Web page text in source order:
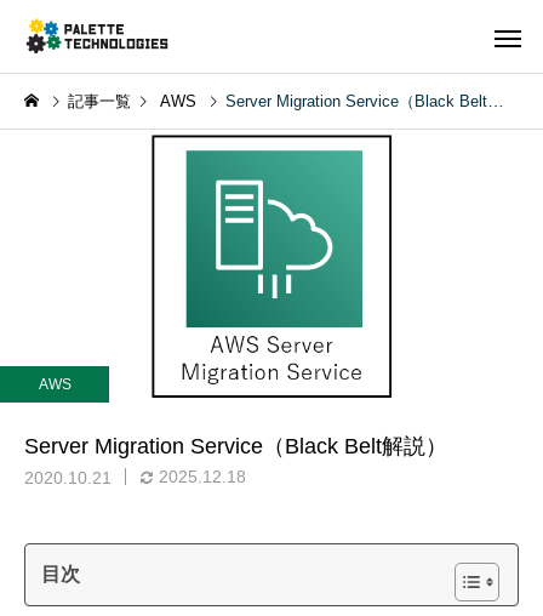
記事一覧 AWS Server Migration Service（Black Belt解説）
AWS
Server Migration Service（Black Belt解説）
2020.10.21 2025.12.18
目次